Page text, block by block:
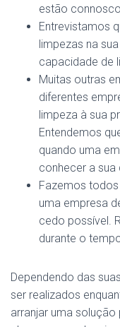
estão
Entrevistamos
limpezas na
capacidade de
Muitas outras
diferentes
limpeza à sua
Entendemos
quando uma
conhecer a sua
Fazemos
uma empresa
cedo possível.
durante o
Dependendo das
ser realizados
arranjar uma